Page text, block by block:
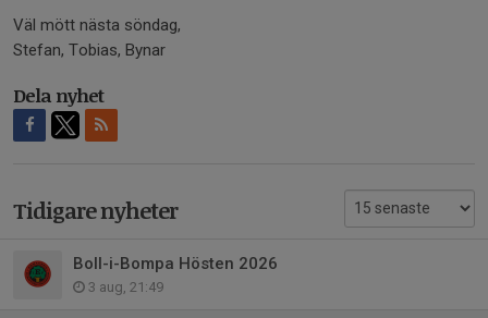
Väl mött nästa söndag,
Stefan, Tobias, Bynar
Dela nyhet
Tidigare nyheter
Boll-i-Bompa Hösten 2026
3 aug, 21:49